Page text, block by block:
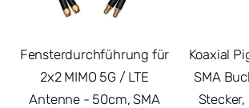
Fensterdurchführung für
2x2 MIMO 5G / LTE
Antenne - 50cm, SMA
Koaxial
SMA
Stecker,